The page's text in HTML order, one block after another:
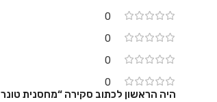
0
0
0
0
היה הראשון לכתוב סקירה “מחסנית טונר TN245C מקורית של Brother – צ`יאן (כחול)”